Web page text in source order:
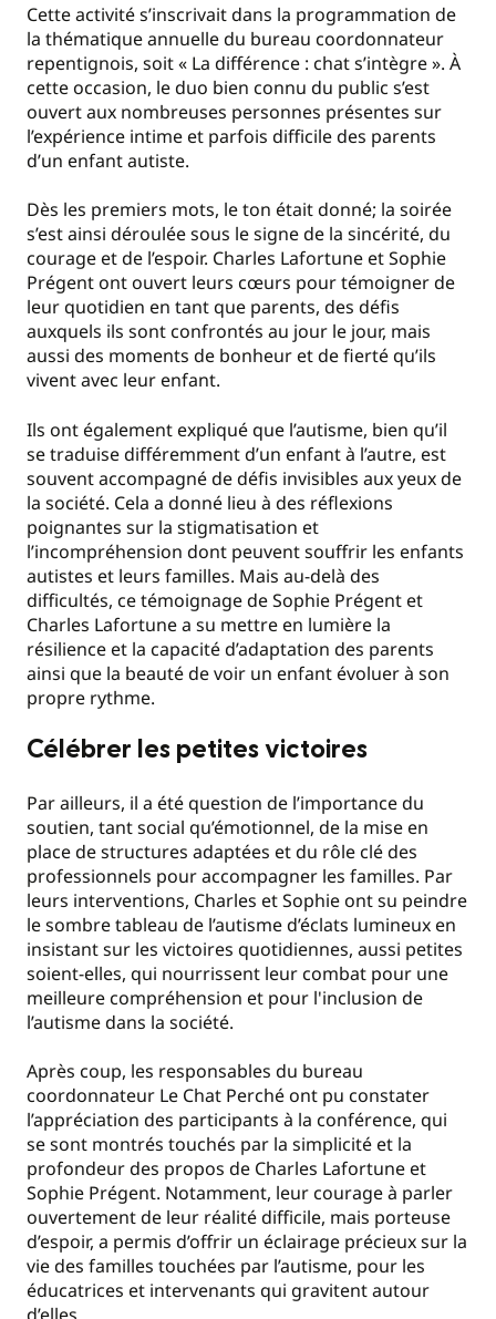
Cette activité s’inscrivait dans la programmation de
la thématique annuelle du bureau coordonnateur
repentignois, soit « La différence : chat s’intègre ». À
cette occasion, le duo bien connu du public s’est
ouvert aux nombreuses personnes présentes sur
l’expérience intime et parfois difficile des parents
d’un enfant autiste.
Dès les premiers mots, le ton était donné; la soirée
s’est ainsi déroulée sous le signe de la sincérité, du
courage et de l’espoir. Charles Lafortune et Sophie
Prégent ont ouvert leurs cœurs pour témoigner de
leur quotidien en tant que parents, des défis
auxquels ils sont confrontés au jour le jour, mais
aussi des moments de bonheur et de fierté qu’ils
vivent avec leur enfant.
Ils ont également expliqué que l’autisme, bien qu’il
se traduise différemment d’un enfant à l’autre, est
souvent accompagné de défis invisibles aux yeux de
la société. Cela a donné lieu à des réflexions
poignantes sur la stigmatisation et
l’incompréhension dont peuvent souffrir les enfants
autistes et leurs familles. Mais au-delà des
difficultés, ce témoignage de Sophie Prégent et
Charles Lafortune a su mettre en lumière la
résilience et la capacité d’adaptation des parents
ainsi que la beauté de voir un enfant évoluer à son
propre rythme.
Célébrer les petites victoires
Par ailleurs, il a été question de l’importance du
soutien, tant social qu’émotionnel, de la mise en
place de structures adaptées et du rôle clé des
professionnels pour accompagner les familles. Par
leurs interventions, Charles et Sophie ont su peindre
le sombre tableau de l’autisme d’éclats lumineux en
insistant sur les victoires quotidiennes, aussi petites
soient-elles, qui nourrissent leur combat pour une
meilleure compréhension et pour l'inclusion de
l’autisme dans la société.
Après coup, les responsables du bureau
coordonnateur Le Chat Perché ont pu constater
l’appréciation des participants à la conférence, qui
se sont montrés touchés par la simplicité et la
profondeur des propos de Charles Lafortune et
Sophie Prégent. Notamment, leur courage à parler
ouvertement de leur réalité difficile, mais porteuse
d’espoir, a permis d’offrir un éclairage précieux sur la
vie des familles touchées par l’autisme, pour les
éducatrices et intervenants qui gravitent autour